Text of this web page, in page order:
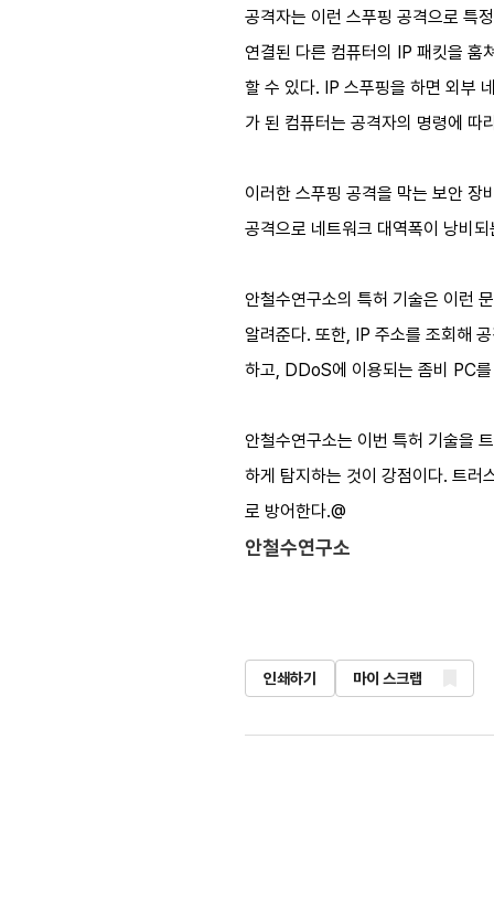
공격자는 이런 스푸핑 공격으로 특
연결된 다른 컴퓨터의 IP 패킷을 훔
할 수 있다. IP 스푸핑을 하면 외부
가 된 컴퓨터는 공격자의 명령에
이러한 스푸핑 공격을 막는 보안
공격으로 네트워크 대역폭이 낭비
안철수연구소의 특허 기술은 이런
알려준다. 또한, IP 주소를 조회해
하고, DDoS에 이용되는 좀비 PC
안철수연구소는 이번 특허 기술을
하게 탐지하는 것이 강점이다. 트
로 방어한다.@
안철수연구소
인쇄하기 마이 스크랩